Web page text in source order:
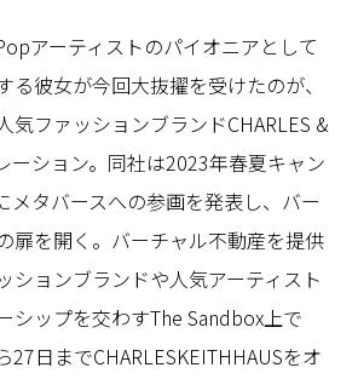
アーティストのパイオニアとして
る彼女が今回大抜擢を受けたのが、
気ファッションブランドCHARLES &
ーション。同社は2023年春夏キャン
メタバースへの参画を発表し、バー
扉を開く。バーチャル不動産を提供
ションブランドや人気アーティスト
シップを交わすThe Sandbox上で
日までCHARLESKEITHHAUSをオ